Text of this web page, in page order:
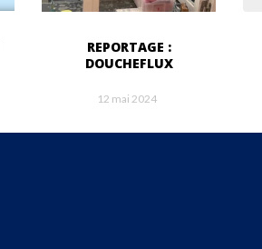
REPORTAGE :
DOUCHEFLUX
12 mai 2024